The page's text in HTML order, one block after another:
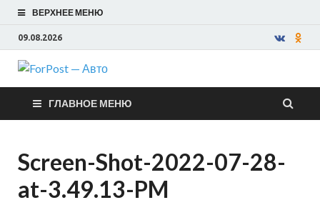
ВЕРХНЕЕ МЕНЮ
09.08.2026
ForPost —
Авто
ГЛАВНОЕ МЕНЮ
Screen-Shot-2022-07-28-
at-3.49.13-PM